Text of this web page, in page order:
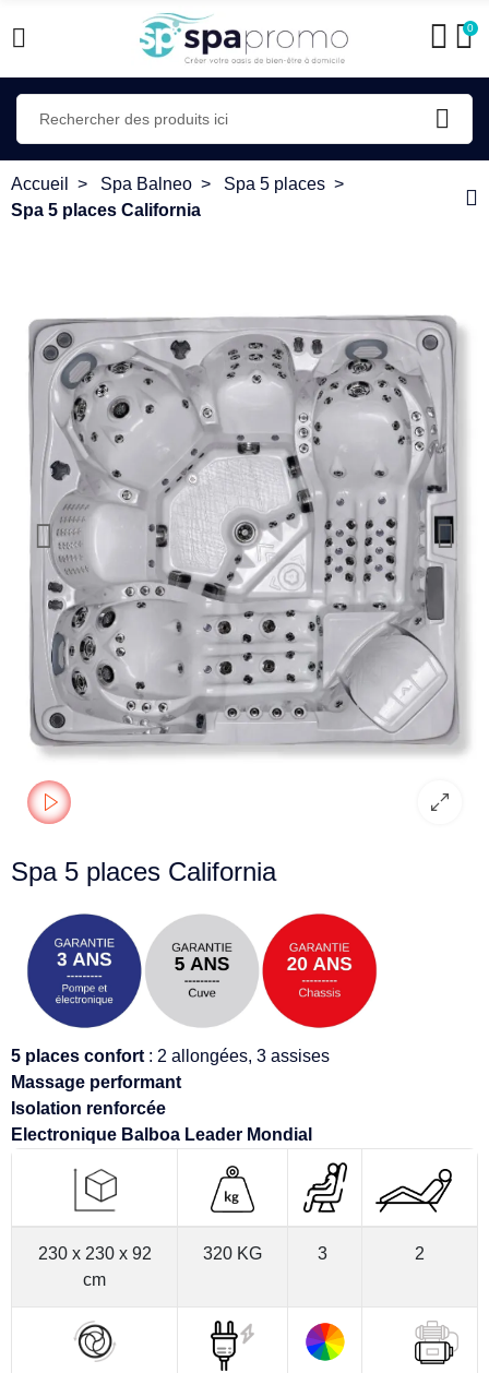
0
Accueil Spa Balneo
Spa 5 places
Spa 5 places California
Spa 5 places California
5 places confort : 2 allongées, 3 assises
Massage performant
Isolation renforcée
Electronique Balboa Leader Mondial
230 x 230 x 92
cm
320 KG 3 2